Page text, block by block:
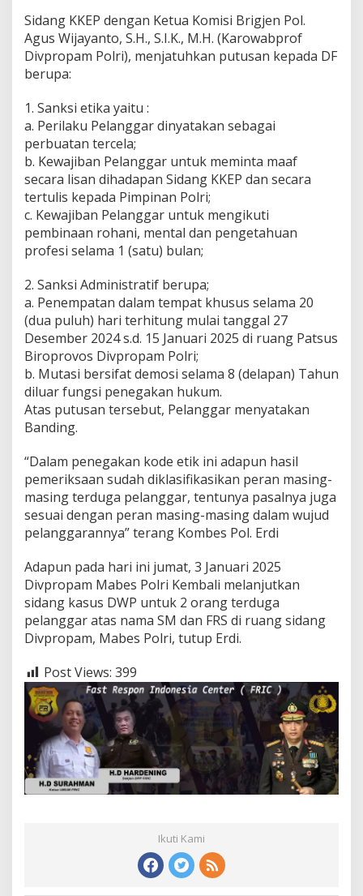
Sidang KKEP dengan Ketua Komisi Brigjen Pol.
Agus Wijayanto, S.H., S.I.K., M.H. (Karowabprof
Divpropam Polri), menjatuhkan putusan kepada DF
berupa:
1. Sanksi etika yaitu :
a. Perilaku Pelanggar dinyatakan sebagai
perbuatan tercela;
b. Kewajiban Pelanggar untuk meminta maaf
secara lisan dihadapan Sidang KKEP dan secara
tertulis kepada Pimpinan Polri;
c. Kewajiban Pelanggar untuk mengikuti
pembinaan rohani, mental dan pengetahuan
profesi selama 1 (satu) bulan;
2. Sanksi Administratif berupa;
a. Penempatan dalam tempat khusus selama 20
(dua puluh) hari terhitung mulai tanggal 27
Desember 2024 s.d. 15 Januari 2025 di ruang Patsus
Biroprovos Divpropam Polri;
b. Mutasi bersifat demosi selama 8 (delapan) Tahun
diluar fungsi penegakan hukum.
Atas putusan tersebut, Pelanggar menyatakan
Banding.
“Dalam penegakan kode etik ini adapun hasil
pemeriksaan sudah diklasifikasikan peran masing-
masing terduga pelanggar, tentunya pasalnya juga
sesuai dengan peran masing-masing dalam wujud
pelanggarannya” terang Kombes Pol. Erdi
Adapun pada hari ini jumat, 3 Januari 2025
Divpropam Mabes Polri Kembali melanjutkan
sidang kasus DWP untuk 2 orang terduga
pelanggar atas nama SM dan FRS di ruang sidang
Divpropam, Mabes Polri, tutup Erdi.
Post Views: 399
Ikuti Kami